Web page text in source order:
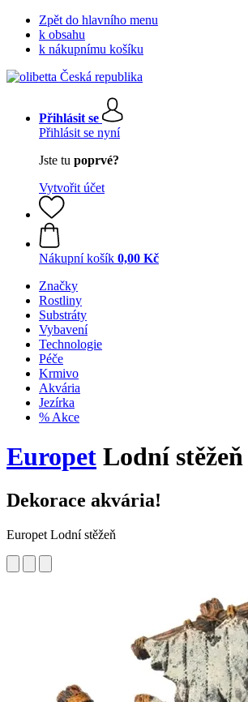
Zpět do hlavního menu
k obsahu
k nákupnímu košíku
Přihlásit se
Přihlásit se nyní
Jste tu poprvé?
Vytvořit účet
Nákupní košík 0,00 Kč
Značky
Rostliny
Substráty
Vybavení
Technologie
Péče
Krmivo
Akvária
Jezírka
% Akce
Europet Lodní stěžeň
Dekorace akvária!
Europet Lodní stěžeň